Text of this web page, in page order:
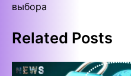
выбора
Related Posts